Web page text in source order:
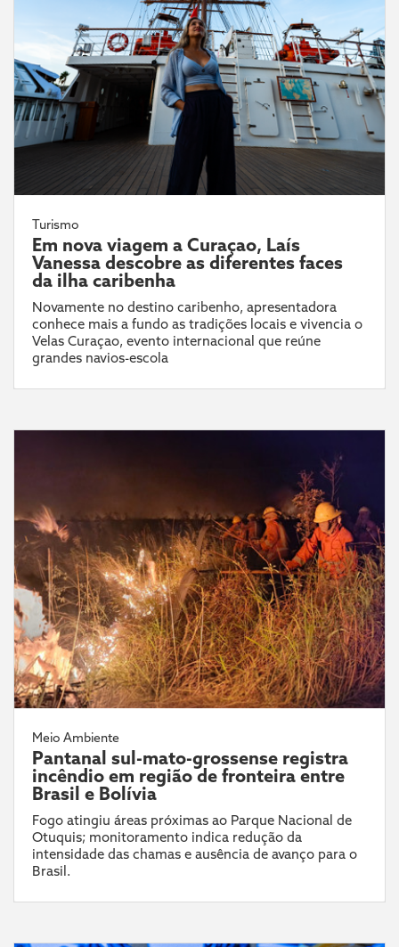
Turismo
Em nova viagem a Curaçao, Laís
Vanessa descobre as diferentes faces
da ilha caribenha
Novamente no destino caribenho, apresentadora
conhece mais a fundo as tradições locais e vivencia o
Velas Curaçao, evento internacional que reúne
grandes navios-escola
Meio Ambiente
Pantanal sul-mato-grossense registra
incêndio em região de fronteira entre
Brasil e Bolívia
Fogo atingiu áreas próximas ao Parque Nacional de
Otuquis; monitoramento indica redução da
intensidade das chamas e ausência de avanço para o
Brasil.